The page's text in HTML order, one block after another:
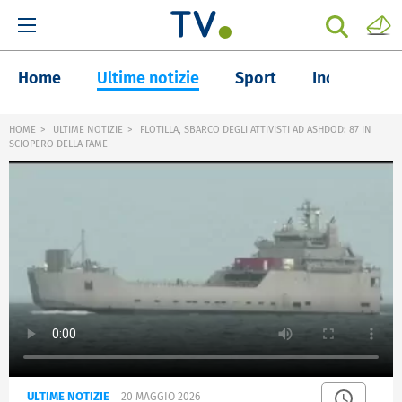
Home Ultime notizie Sport Inchieste
HOME ULTIME NOTIZIE
FLOTILLA, SBARCO DEGLI ATTIVISTI AD ASHDOD: 87 IN
SCIOPERO DELLA FAME
ULTIME NOTIZIE 20 MAGGIO 2026